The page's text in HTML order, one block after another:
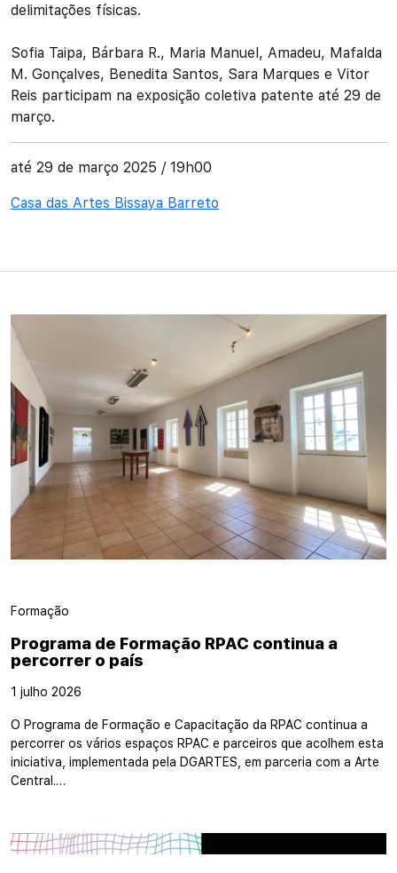
delimitações físicas.
Sofia Taipa, Bárbara R., Maria Manuel, Amadeu, Mafalda
M. Gonçalves, Benedita Santos, Sara Marques e Vitor
Reis participam na exposição coletiva patente até 29 de
março.
até 29 de março 2025 / 19h00
Casa das Artes Bissaya Barreto
Formação
Programa de Formação RPAC continua a
percorrer o país
1 julho 2026
O Programa de Formação e Capacitação da RPAC continua a
percorrer os vários espaços RPAC e parceiros que acolhem esta
iniciativa, implementada pela DGARTES, em parceria com a Arte
Central.…